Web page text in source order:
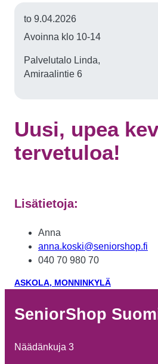
to 9.04.2026
Avoinna klo 10-14
Palvelutalo Linda,
Amiraalintie 6
Uusi, upea
tervetuloa!
Lisätietoja:
Anna
anna.koski@seniorshop.fi
040 70 980 70
ASKOLA, MONNINKYLÄ
SeniorShop
Näädänkuja 3